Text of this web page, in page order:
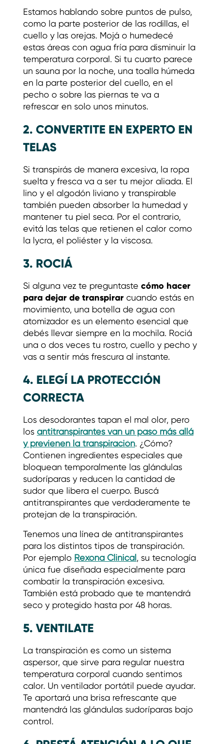
Estamos hablando sobre puntos de pulso,
como la parte posterior de las rodillas, el
cuello y las orejas. Mojá o humedecé
estas áreas con agua fría para disminuir la
temperatura corporal. Si tu cuarto parece
un sauna por la noche, una toalla húmeda
en la parte posterior del cuello, en el
pecho o sobre las piernas te va a
refrescar en solo unos minutos.
2. CONVERTITE EN EXPERTO EN
TELAS
Si transpirás de manera excesiva, la ropa
suelta y fresca va a ser tu mejor aliada. El
lino y el algodón liviano y transpirable
también pueden absorber la humedad y
mantener tu piel seca. Por el contrario,
evitá las telas que retienen el calor como
la lycra, el poliéster y la viscosa.
3. ROCIÁ
Si alguna vez te preguntaste cómo hacer
para dejar de transpirar cuando estás en
movimiento, una botella de agua con
atomizador es un elemento esencial que
debés llevar siempre en la mochila. Rociá
una o dos veces tu rostro, cuello y pecho y
vas a sentir más frescura al instante.
4. ELEGÍ LA PROTECCIÓN
CORRECTA
Los desodorantes tapan el mal olor, pero
los antitranspirantes van un paso más allá
y previenen la transpiración. ¿Cómo?
Contienen ingredientes especiales que
bloquean temporalmente las glándulas
sudoríparas y reducen la cantidad de
sudor que libera el cuerpo. Buscá
antitranspirantes que verdaderamente te
protejan de la transpiración.
Tenemos una línea de antitranspirantes
para los distintos tipos de transpiración.
Por ejemplo Rexona Clinical, su tecnología
única fue diseñada especialmente para
combatir la transpiración excesiva.
También está probado que te mantendrá
seco y protegido hasta por 48 horas.
5. VENTILATE
La transpiración es como un sistema
aspersor, que sirve para regular nuestra
temperatura corporal cuando sentimos
calor. Un ventilador portátil puede ayudar.
Te aportará una brisa refrescante que
mantendrá las glándulas sudoríparas bajo
control.